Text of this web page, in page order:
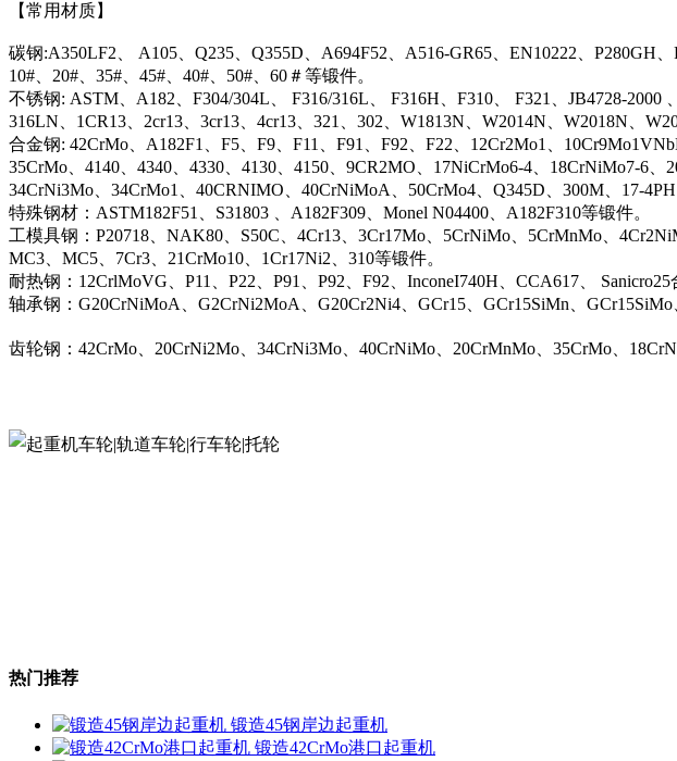
【常用材质】
碳钢:A350LF2、 A105、Q235、Q355D、A694F52、A516-GR65、EN10222、P280GH
10#、20#、35#、45#、40#、50#、60＃等锻件。
不锈钢: ASTM、A182、F304/304L、 F316/316L、 F316H、F310、 F321、JB4728-
316LN、1CR13、2cr13、3cr13、4cr13、321、302、W1813N、W2014N、W2018N、
合金钢: 42CrMo、A182F1、F5、F9、F11、F91、F92、F22、12Cr2Mo1、
35CrMo、4140、4340、4330、4130、4150、9CR2MO、17NiCrMo6-4、18CrNiMo7-6
34CrNi3Mo、34CrMo1、40CRNIMO、40CrNiMoA、50CrMo4、Q345D、300M、17-
特殊钢材：ASTM182F51、S31803 、A182F309、Monel N04400、A182F310等锻件。
工模具钢：P20718、NAK80、S50C、4Cr13、3Cr17Mo、5CrNiMo、5CrMnMo、
MC3、MC5、7Cr3、21CrMo10、1Cr17Ni2、310等锻件。
耐热钢：12CrlMoVG、P11、P22、P91、P92、F92、InconeI740H、CCA617、 Sanicro25
轴承钢：G20CrNiMoA、G2CrNi2MoA、G20Cr2Ni4、GCr15、GCr15SiMn、
齿轮钢：42CrMo、20CrNi2Mo、34CrNi3Mo、40CrNiMo、20CrMnMo、35CrMo、
热门推荐
锻造45钢岸边起重机
锻造42CrMo港口起重机